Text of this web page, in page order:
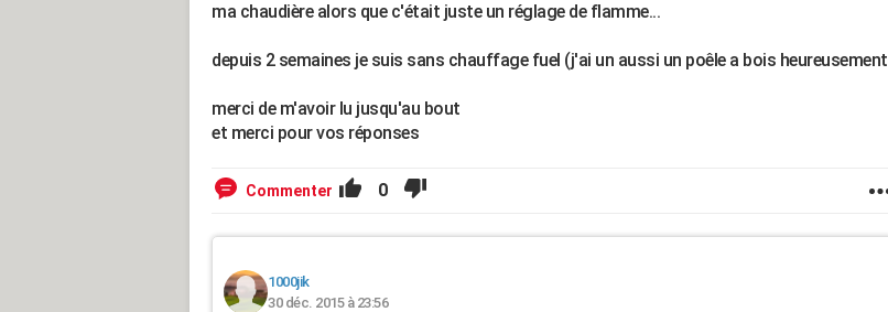
ma chaudière alors que c'était juste un réglage de flamme...
depuis 2 semaines je suis sans chauffage fuel (j'ai un aussi un poêle a bois heureusement
merci de m'avoir lu jusqu'au bout
et merci pour vos réponses
Commenter 0
1000jik
30 déc. 2015 à 23:56